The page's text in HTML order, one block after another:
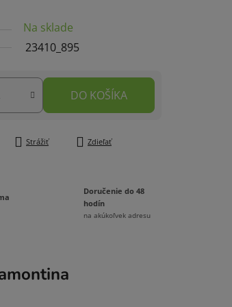
Na sklade
23410_895
DO KOŠÍKA
Strážiť Zdieľať
Doručenie do 48
hodín
na akúkoľvek adresu